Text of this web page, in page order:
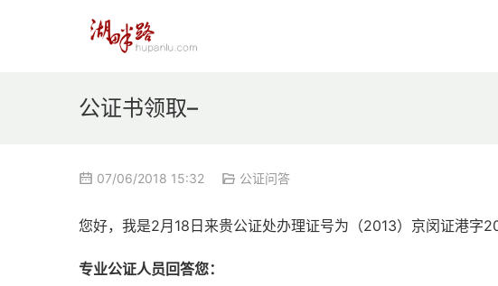
公证书领取–
07/06/2018 15:32 公证问答
您好，我是2月18日来贵公证处办理证号为（2013）京闵证港字
专业公证人员回答您：